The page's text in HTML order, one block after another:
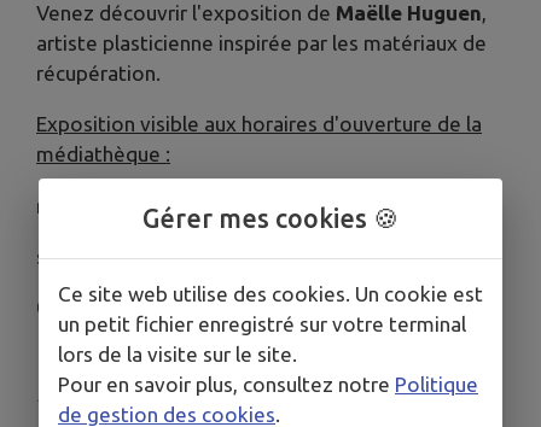
Venez découvrir l'exposition de Maëlle Huguen,
artiste plasticienne inspirée par les matériaux de
récupération.
Exposition visible aux horaires d'ouverture de la
médiathèque :
mardi, mercredi, vendredi 9h 12h / 14h 18h
samedi 10h 12h / 14h 16h
05.19.67.01.00 /mediatheque@cv2m.fr
Publié par CCV2M
Gérer mes cookies 🍪
Ce site web utilise des cookies. Un cookie est
un petit fichier enregistré sur votre terminal
lors de la visite sur le site.
Pour en savoir plus, consultez notre Politique
de gestion des cookies.